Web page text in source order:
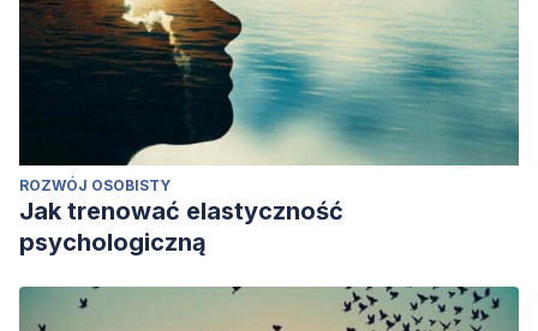
ROZWÓJ OSOBISTY
Jak trenować elastyczność
psychologiczną